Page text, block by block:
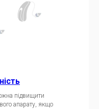
підвищити
апарату, якщо